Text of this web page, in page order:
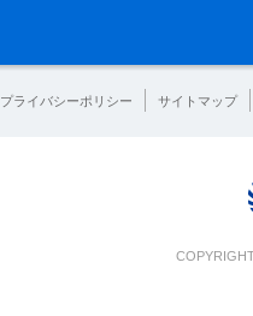
プライバシーポリシー サイトマップ